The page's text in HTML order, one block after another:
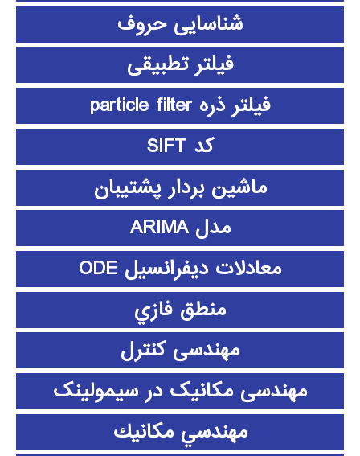
شناسایی حروف
فیلتر تطبیقی
فیلتر ذره particle filter
کد SIFT
ماشین بردار پشتیبان
مدل ARIMA
معادلات دیفرانسیل ODE
منطق فازي
مهندسی کنترل
مهندسی مکانیک در سیمولینک
مهندسي مكانيك